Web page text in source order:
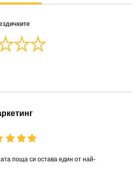
поща си остава един от най-